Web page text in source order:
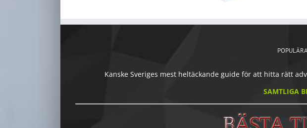
Kanske Sveriges mest heltäckande guide för att hitta rätt
SAMTLIGA